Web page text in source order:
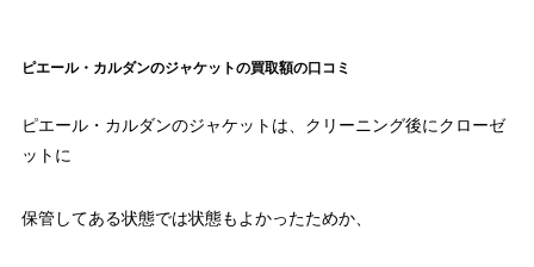
ピエール・カルダンのジャケットの買取額の口コミ
ピエール・カルダンのジャケットは、クリーニング後にクローゼ
ットに
保管してある状態では状態もよかったためか、